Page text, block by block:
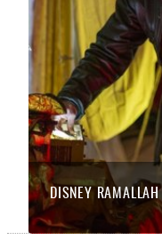
DISNEY RAMALLAH